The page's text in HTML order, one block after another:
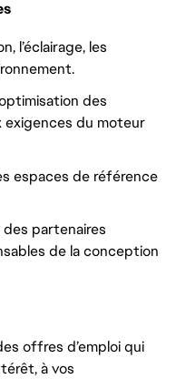
l’éclairage, les
des
exigences du moteur
espaces de référence
des partenaires
de la conception
offres d’emploi qui
à vos